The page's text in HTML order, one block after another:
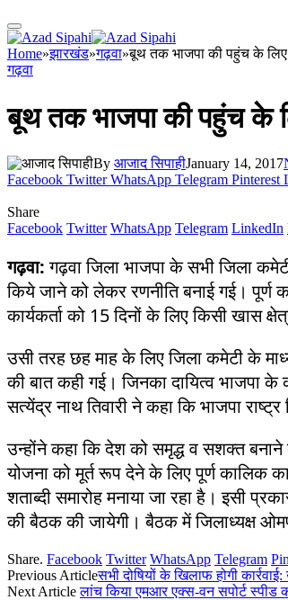
Home»झारखंड»गढ़वा»बूथ तक भाजपा की पहुंच के लिए
गढ़वा
बूथ तक भाजपा की पहुंच के
By आजाद सिपाहीJanuary 14, 2017
Facebook Twitter WhatsApp Telegram Pinterest
Share
Facebook Twitter WhatsApp Telegram LinkedIn
गढ़वा:गढ़वा जिला भाजपा के सभी जिला
किये जाने को लेकर रणनीति बनाई गई। पूर्ण
कार्यकर्ता को 15 दिनों के लिए किसी खास
उसी तरह छह माह के लिए जिला कमेटी के
की बात कही गई। जिनका दायित्व भाजपा
सत्येंद्र नाथ तिवारी ने कहा कि भाजपा
उन्होंने कहा कि देश को समृद्ध व सशक्त
योजना को मूर्त रूप देने के लिए पूर्ण कालिक
शताब्दी समारोह मनाया जा रहा है। इसी
की बैठक की जायेगी। बैठक में जिलाध्यक्ष
Share. Facebook Twitter WhatsApp Telegram
Previous Articleसभी दोषियों के खिलाफ होगी
Next Articleलांच किया एमआर एक्स-वन सपोर्ट स्पीड